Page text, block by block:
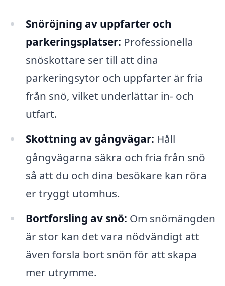
Snöröjning av uppfarter och
parkeringsplatser: Professionella
snöskottare ser till att dina
parkeringsytor och uppfarter är fria
från snö, vilket underlättar in- och
utfart.
Skottning av gångvägar: Håll
gångvägarna säkra och fria från snö
så att du och dina besökare kan röra
er tryggt utomhus.
Bortforsling av snö: Om snömängden
är stor kan det vara nödvändigt att
även forsla bort snön för att skapa
mer utrymme.